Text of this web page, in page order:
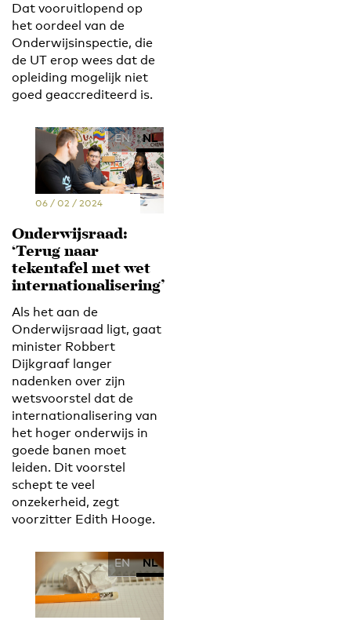
Dat vooruitlopend op
het oordeel van de
Onderwijsinspectie, die
de UT erop wees dat de
opleiding mogelijk niet
goed geaccrediteerd is.
EN NL
06 / 02 / 2024
Onderwijsraad:
‘Terug naar
tekentafel met wet
internationalisering’
Als het aan de
Onderwijsraad ligt, gaat
minister Robbert
Dijkgraaf langer
nadenken over zijn
wetsvoorstel dat de
internationalisering van
het hoger onderwijs in
goede banen moet
leiden. Dit voorstel
schept te veel
onzekerheid, zegt
voorzitter Edith Hooge.
EN NL